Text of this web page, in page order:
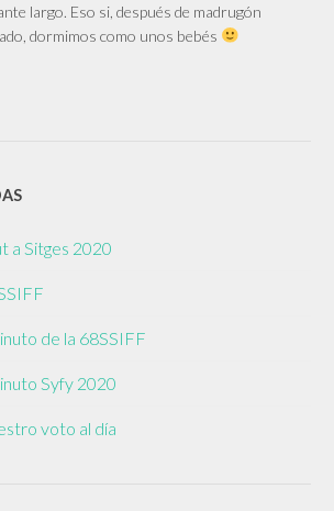
largo. Eso si, después de madrugón
dormimos como unos bebés
a Sitges 2020
de la 68SSIFF
Syfy 2020
voto al día